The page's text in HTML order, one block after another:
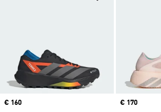
Price
€ 160
Price
€ 170